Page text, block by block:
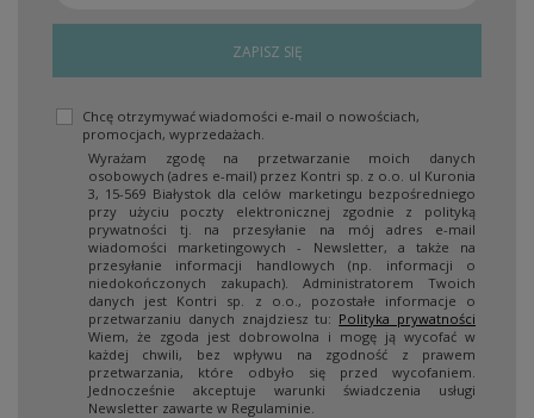
ZAPISZ SIĘ
Chcę otrzymywać wiadomości e-mail o nowościach,
promocjach, wyprzedażach.
Wyrażam zgodę na przetwarzanie moich danych
osobowych (adres e-mail) przez Kontri sp. z o.o. ul Kuronia
3, 15-569 Białystok dla celów marketingu bezpośredniego
przy użyciu poczty elektronicznej zgodnie z polityką
prywatności tj. na przesyłanie na mój adres e-mail
wiadomości marketingowych - Newsletter, a także na
przesyłanie informacji handlowych (np. informacji o
niedokończonych zakupach). Administratorem Twoich
danych jest Kontri sp. z o.o., pozostałe informacje o
przetwarzaniu danych znajdziesz tu: Polityka prywatności
Wiem, że zgoda jest dobrowolna i mogę ją wycofać w
każdej chwili, bez wpływu na zgodność z prawem
przetwarzania, które odbyło się przed wycofaniem.
Jednocześnie akceptuje warunki świadczenia usługi
Newsletter zawarte w Regulaminie.